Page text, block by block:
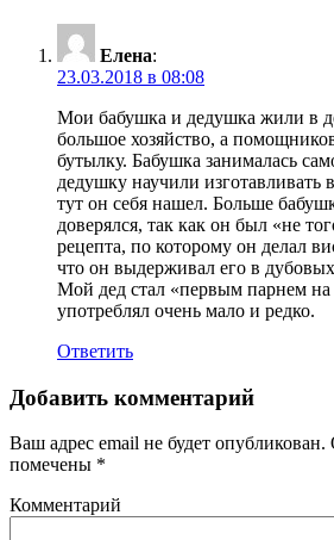
Елена:
23.03.2018 в 08:08
Мои бабушка и дедушка жили в
большое хозяйство, а
бутылку. Бабушка занималась
дедушку научили изготавливать
тут он себя нашел. Больше
доверялся, так как он был «не
рецепта, по которому он делал
что он выдерживал его в
Мой дед стал «первым парнем на
употреблял очень мало и редко.
Ответить
Добавить комментарий
Ваш адрес email не будет опубликован.
помечены *
Комментарий